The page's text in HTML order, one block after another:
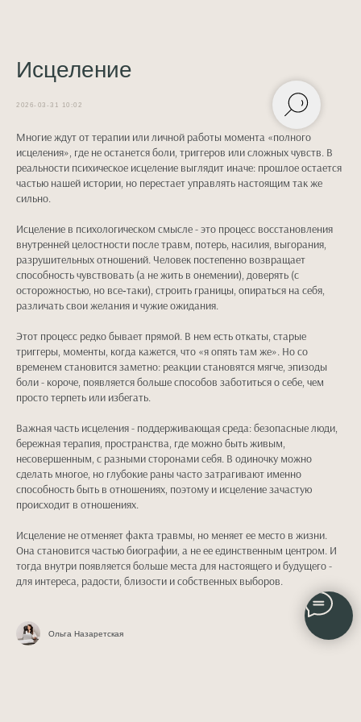
Исцеление
2026-03-31 10:02
Многие ждут от терапии или личной работы момента «полного
исцеления», где не останется боли, триггеров или сложных чувств. В
реальности психическое исцеление выглядит иначе: прошлое остается
частью нашей истории, но перестает управлять настоящим так же
сильно.
Исцеление в психологическом смысле - это процесс восстановления
внутренней целостности после травм, потерь, насилия, выгорания,
разрушительных отношений. Человек постепенно возвращает
способность чувствовать (а не жить в онемении), доверять (с
осторожностью, но все‑таки), строить границы, опираться на себя,
различать свои желания и чужие ожидания.
Этот процесс редко бывает прямой. В нем есть откаты, старые
триггеры, моменты, когда кажется, что «я опять там же». Но со
временем становится заметно: реакции становятся мягче, эпизоды
боли - короче, появляется больше способов заботиться о себе, чем
просто терпеть или избегать.
Важная часть исцеления - поддерживающая среда: безопасные люди,
бережная терапия, пространства, где можно быть живым,
несовершенным, с разными сторонами себя. В одиночку можно
сделать многое, но глубокие раны часто затрагивают именно
способность быть в отношениях, поэтому и исцеление зачастую
происходит в отношениях.
Исцеление не отменяет факта травмы, но меняет ее место в жизни.
Она становится частью биографии, а не ее единственным центром. И
тогда внутри появляется больше места для настоящего и будущего -
для интереса, радости, близости и собственных выборов.
Ольга Назаретская